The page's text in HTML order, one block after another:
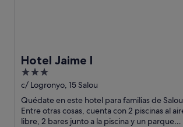
Hotel Jaime I
3
out
of
5
c/ Logronyo, 15 Salou
Quédate en este hotel para familias de Salou.
Entre otras cosas, cuenta con 2 piscinas al
libre, 2 bares junto a la piscina y un parque